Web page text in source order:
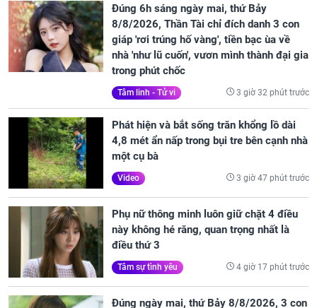
Đúng 6h sáng ngày mai, thứ Bảy
8/8/2026, Thần Tài chỉ đích danh 3 con
giáp 'rơi trúng hố vàng', tiền bạc ùa về
nhà 'như lũ cuốn', vươn mình thành đại gia
trong phút chốc
Tâm linh - Tử vi 3 giờ 32 phút trước
Phát hiện và bắt sống trăn khổng lồ dài
4,8 mét ẩn nấp trong bụi tre bên cạnh nhà
một cụ bà
Video 3 giờ 47 phút trước
Phụ nữ thông minh luôn giữ chặt 4 điều
này không hé răng, quan trọng nhất là
điều thứ 3
Tâm sự tình yêu 4 giờ 17 phút trước
Đúng ngày mai, thứ Bảy 8/8/2026, 3 con